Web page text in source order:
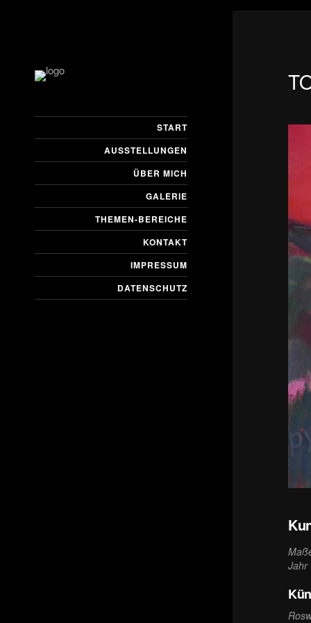
START
AUSSTELLUNGEN
ÜBER MICH
GALERIE
THEMEN-BEREICHE
KONTAKT
IMPRESSUM
DATENSCHUTZ
Jahr